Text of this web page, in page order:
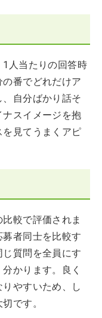
人当たりの回答時
番でどれだけア
自分ばかり話そ
スイメージを抱
見てうまくアピ
較で評価されま
者同士を比較す
質問を全員にす
かります。良く
やすいため、し
です。